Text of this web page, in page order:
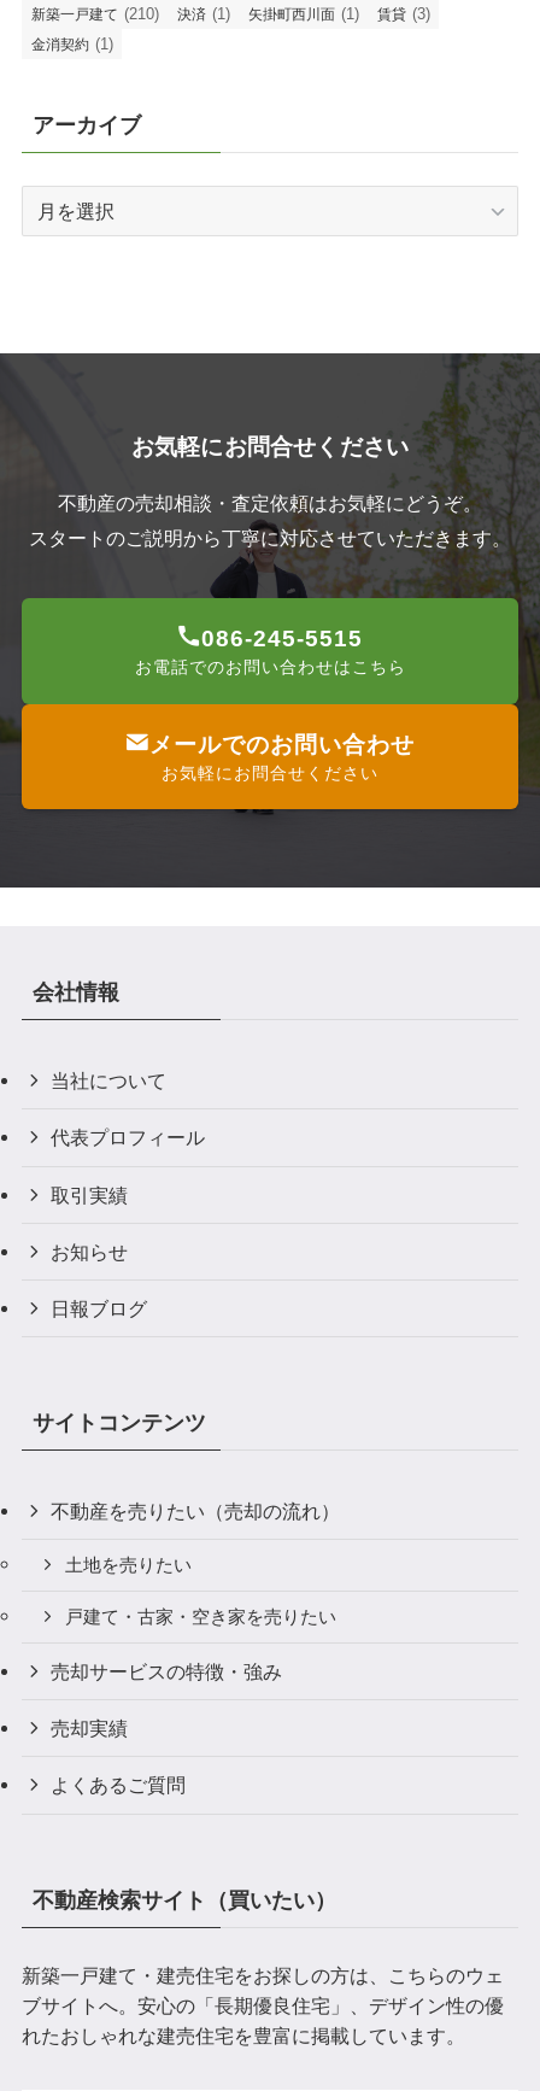
新築一戸建て (210) 決済 (1) 矢掛町西川面 (1) 賃貸 (3)
金消契約 (1)
アーカイブ
お気軽にお問合せください
不動産の売却相談・査定依頼はお気軽にどうぞ。
スタートのご説明から丁寧に対応させていただきます。
086-245-5515
お電話でのお問い合わせはこちら
メールでのお問い合わせ
お気軽にお問合せください
会社情報
当社について
代表プロフィール
取引実績
お知らせ
日報ブログ
サイトコンテンツ
不動産を売りたい（売却の流れ）
土地を売りたい
戸建て・古家・空き家を売りたい
売却サービスの特徴・強み
売却実績
よくあるご質問
不動産検索サイト（買いたい）
新築一戸建て・建売住宅をお探しの方は、こちらのウェ
ブサイトへ。安心の「長期優良住宅」、デザイン性の優
れたおしゃれな建売住宅を豊富に掲載しています。